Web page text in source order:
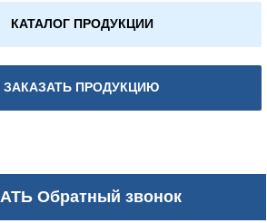
КАТАЛОГ ПРОДУКЦИИ
ЗАКАЗАТЬ ПРОДУКЦИЮ
Обратный звонок